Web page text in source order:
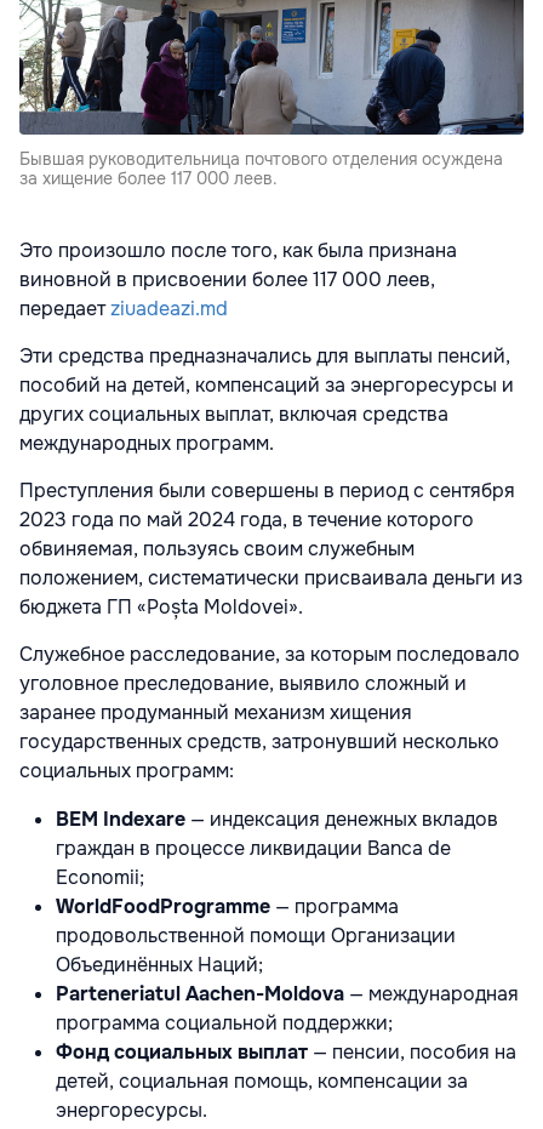
Бывшая руководительница почтового отделения осуждена
за хищение более 117 000 леев.
Это произошло после того, как была признана
виновной в присвоении более 117 000 леев,
передаетziuadeazi.md
Эти средства предназначались для выплаты пенсий,
пособий на детей, компенсаций за энергоресурсы и
других социальных выплат, включая средства
международных программ.
Преступления были совершены в период с сентября
2023 года по май 2024 года, в течение которого
обвиняемая, пользуясь своим служебным
положением, систематически присваивала деньги из
бюджета ГП «Poșta Moldovei».
Служебное расследование, за которым последовало
уголовное преследование, выявило сложный и
заранее продуманный механизм хищения
государственных средств, затронувший несколько
социальных программ:
BEM Indexare — индексация денежных вкладов
граждан в процессе ликвидации Banca de
Economii;
WorldFoodProgramme — программа
продовольственной помощи Организации
Объединённых Наций;
Parteneriatul Aachen-Moldova — международная
программа социальной поддержки;
Фонд социальных выплат — пенсии, пособия на
детей, социальная помощь, компенсации за
энергоресурсы.